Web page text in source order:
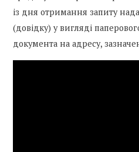
із дня отримання запиту
(довідку) у вигляді
документа на адресу,